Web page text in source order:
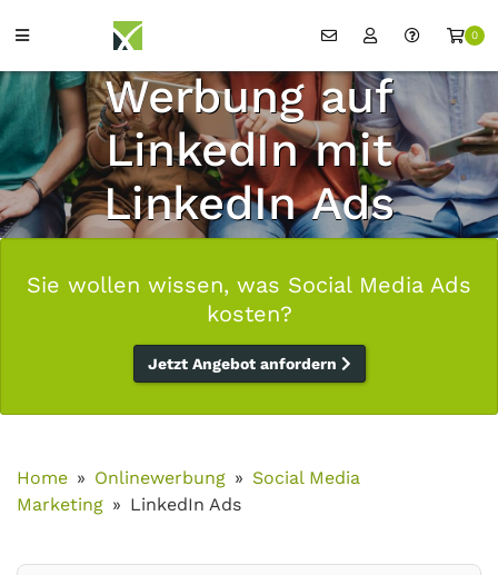
0
Werbung auf
LinkedIn mit
LinkedIn Ads
Sie wollen wissen, was Social Media Ads
kosten?
Jetzt Angebot anfordern
Home Onlinewerbung
Social Media
Marketing
LinkedIn Ads